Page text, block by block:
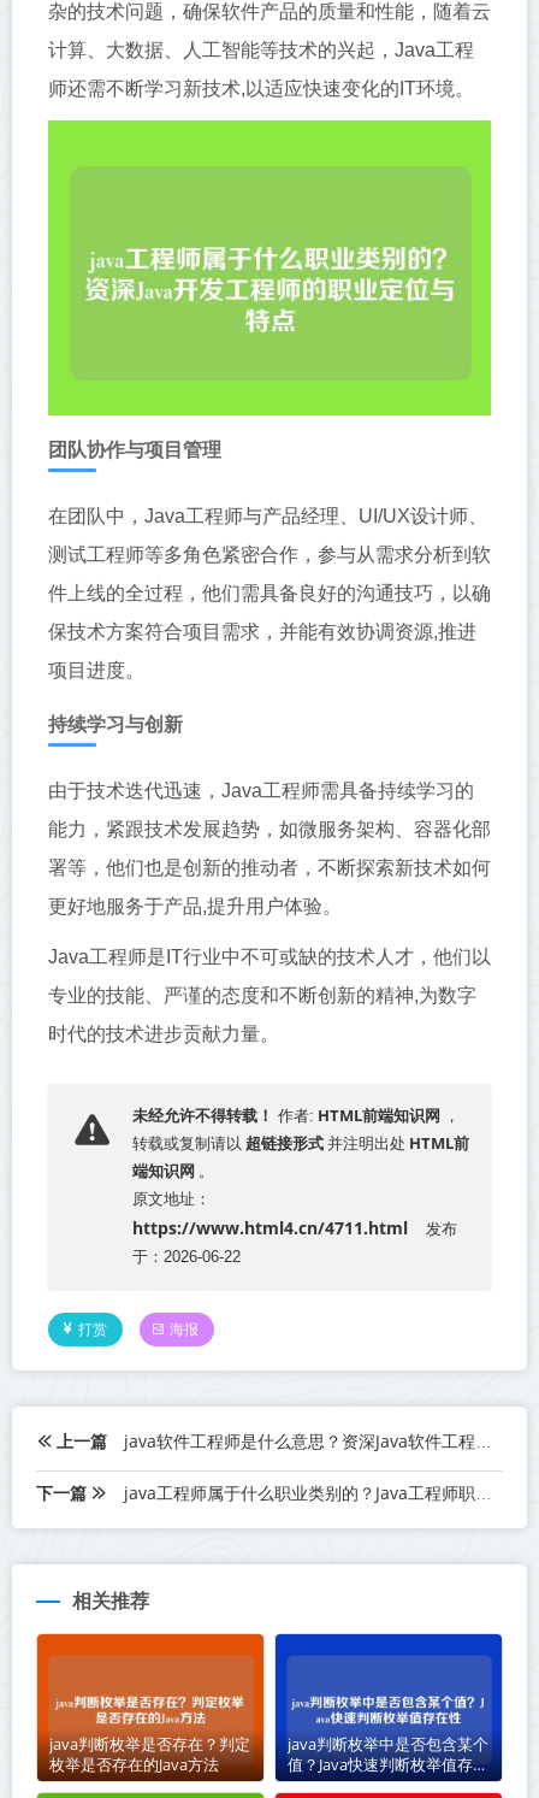
杂的技术问题，确保软件产品的质量和性能，随着云
计算、大数据、人工智能等技术的兴起，Java工程
师还需不断学习新技术,以适应快速变化的IT环境。
团队协作与项目管理
在团队中，Java工程师与产品经理、UI/UX设计师、
测试工程师等多角色紧密合作，参与从需求分析到软
件上线的全过程，他们需具备良好的沟通技巧，以确
保技术方案符合项目需求，并能有效协调资源,推进
项目进度。
持续学习与创新
由于技术迭代迅速，Java工程师需具备持续学习的
能力，紧跟技术发展趋势，如微服务架构、容器化部
署等，他们也是创新的推动者，不断探索新技术如何
更好地服务于产品,提升用户体验。
Java工程师是IT行业中不可或缺的技术人才，他们以
专业的技能、严谨的态度和不断创新的精神,为数字
时代的技术进步贡献力量。
未经允许不得转载！ 作者: HTML前端知识网 ，
转载或复制请以 超链接形式 并注明出处 HTML前
端知识网 。
原文地址：
https://www.html4.cn/4711.html
发布
于：2026-06-22
打赏 海报
上一篇 java软件工程师是什么意思？资深Java软件工程师，职责与角色解析
下一篇 java工程师属于什么职业类别的？Java工程师职业类别归属详解
相关推荐
java判断枚举是否存在？判定
枚举是否存在的Java方法
java判断枚举中是否包含某个
值？Java快速判断枚举值存在
性